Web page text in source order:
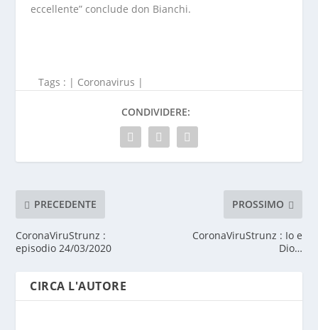
eccellente” conclude don Bianchi.
Tags : | Coronavirus |
CONDIVIDERE:
PRECEDENTE
CoronaViruStrunz :
episodio 24/03/2020
PROSSIMO
CoronaViruStrunz : Io e
Dio…
CIRCA L'AUTORE